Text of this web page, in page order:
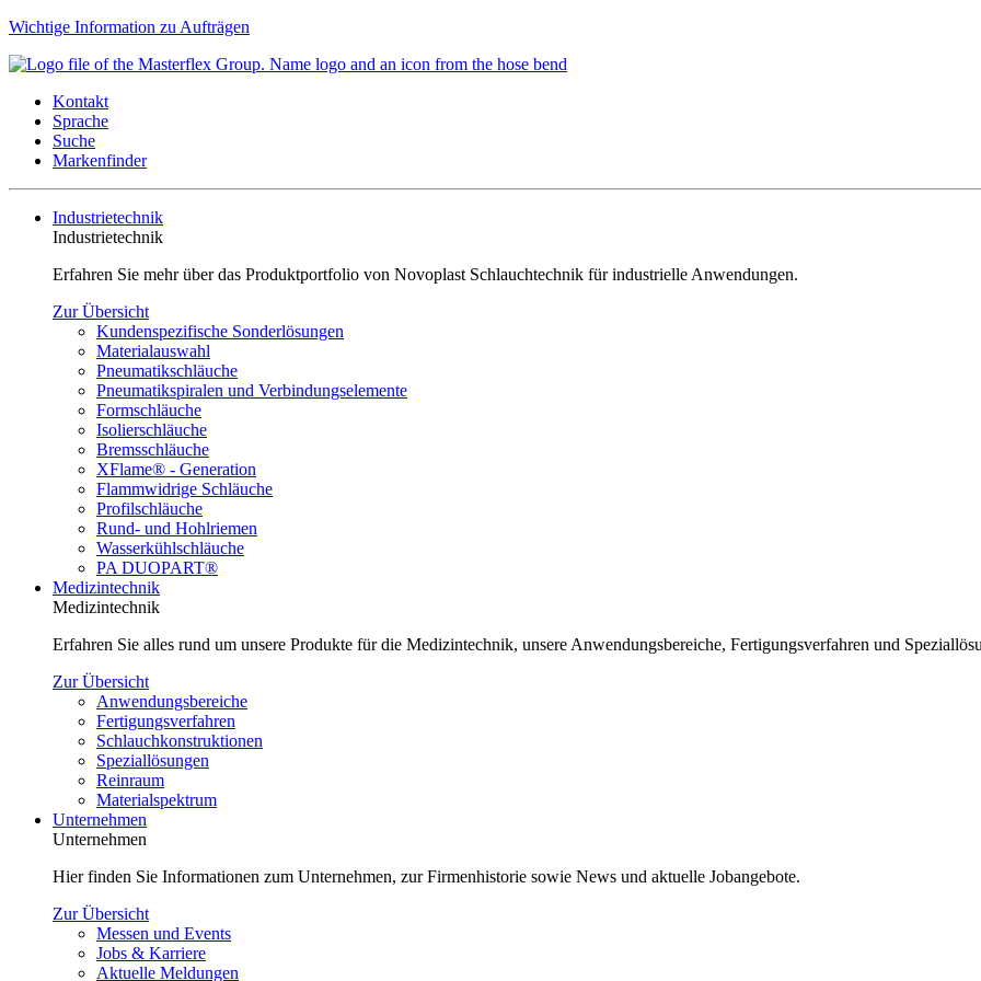
Wichtige Information zu Aufträgen
Kontakt
Sprache
Suche
Markenfinder
Industrietechnik
Industrietechnik
Erfahren Sie mehr über das Produktportfolio von Novoplast Schlauchtechnik für industrielle Anwendungen.
Zur Übersicht
Kundenspezifische Sonderlösungen
Materialauswahl
Pneumatikschläuche
Pneumatikspiralen und Verbindungselemente
Formschläuche
Isolierschläuche
Bremsschläuche
XFlame® - Generation
Flammwidrige Schläuche
Profilschläuche
Rund- und Hohlriemen
Wasserkühlschläuche
PA DUOPART®
Medizintechnik
Medizintechnik
Erfahren Sie alles rund um unsere Produkte für die Medizintechnik, unsere Anwendungsbereiche, Fertigungsverfahren und
Zur Übersicht
Anwendungsbereiche
Fertigungsverfahren
Schlauchkonstruktionen
Speziallösungen
Reinraum
Materialspektrum
Unternehmen
Unternehmen
Hier finden Sie Informationen zum Unternehmen, zur Firmenhistorie sowie News und aktuelle Jobangebote.
Zur Übersicht
Messen und Events
Jobs & Karriere
Aktuelle Meldungen